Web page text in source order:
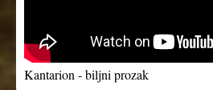
Kantarion - biljni prozak